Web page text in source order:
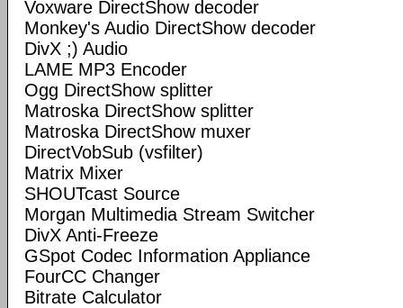
Voxware DirectShow decoder
Monkey's Audio DirectShow decoder
DivX ;) Audio
LAME MP3 Encoder
Ogg DirectShow splitter
Matroska DirectShow splitter
Matroska DirectShow muxer
DirectVobSub (vsfilter)
Matrix Mixer
SHOUTcast Source
Morgan Multimedia Stream Switcher
DivX Anti-Freeze
GSpot Codec Information Appliance
FourCC Changer
Bitrate Calculator